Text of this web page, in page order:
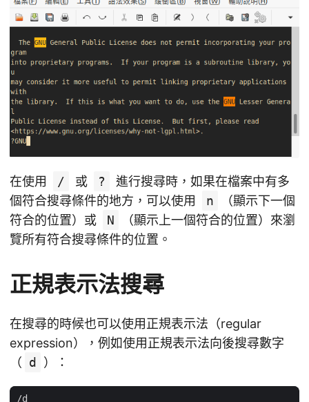
在使用 / 或 ?
進行搜尋時，如果在檔案中有多
個符合搜尋條件的地方，可以使用
n
（顯示下一個
符合的位置）或
N
（顯示上一個符合的位置）來瀏
覽所有符合搜尋條件的位置。
正規表示法搜尋
在搜尋的時候也可以使用正規表示法（regular
expression），例如使用正規表示法向後搜尋數字
（ d ）：
/d